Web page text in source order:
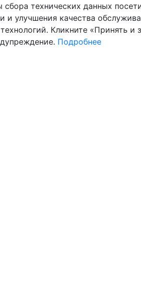
технических данных
улучшения качества
Кликните «Принять и
Подробнее